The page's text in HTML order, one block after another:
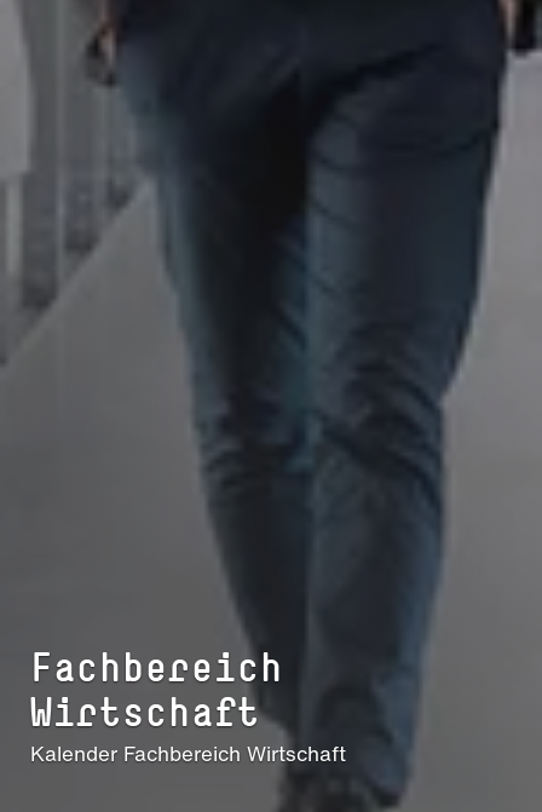
Fach­be­reich
Wirtschaft
Kalender Fach­be­reich Wirtschaft